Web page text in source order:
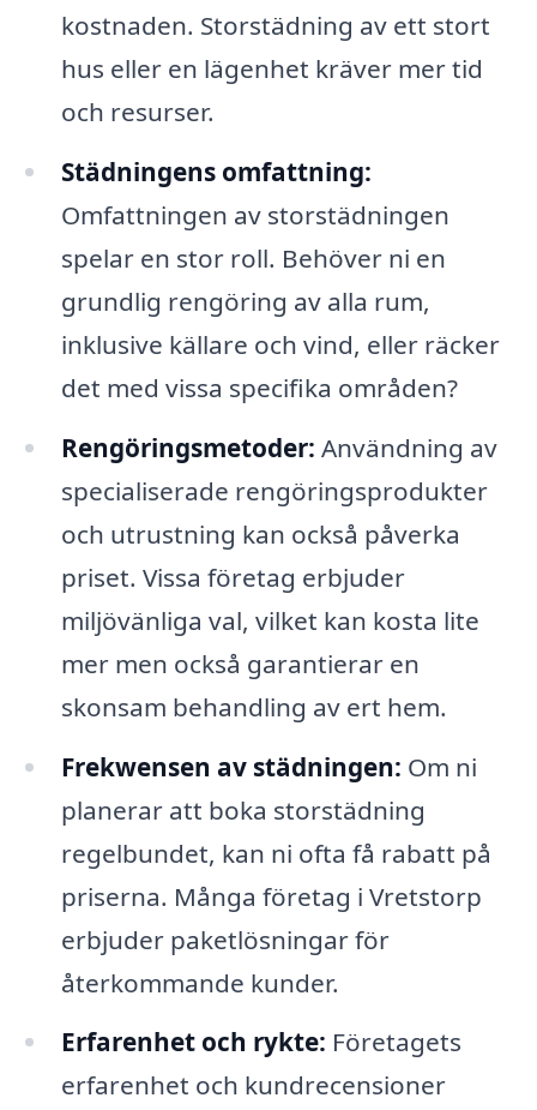
kostnaden. Storstädning av ett stort
hus eller en lägenhet kräver mer tid
och resurser.
Städningens omfattning:
Omfattningen av storstädningen
spelar en stor roll. Behöver ni en
grundlig rengöring av alla rum,
inklusive källare och vind, eller räcker
det med vissa specifika områden?
Rengöringsmetoder: Användning av
specialiserade rengöringsprodukter
och utrustning kan också påverka
priset. Vissa företag erbjuder
miljövänliga val, vilket kan kosta lite
mer men också garantierar en
skonsam behandling av ert hem.
Frekwensen av städningen: Om ni
planerar att boka storstädning
regelbundet, kan ni ofta få rabatt på
priserna. Många företag i Vretstorp
erbjuder paketlösningar för
återkommande kunder.
Erfarenhet och rykte: Företagets
erfarenhet och kundrecensioner